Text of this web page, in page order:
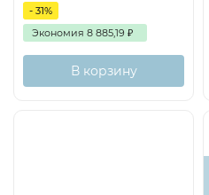
- 31%
Экономия 8 885,19 ₽
В корзину